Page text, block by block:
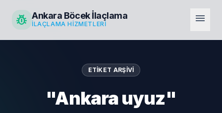
pest_control Ankara Böcek İlaçlama
İLAÇLAMA HIZMETLERI menu
ETIKET ARŞIVI
"Ankara uyuz"